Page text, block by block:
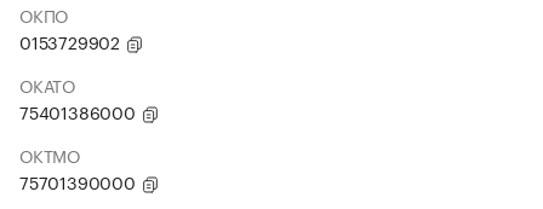
ОКПО
0153729902
ОКАТО
75401386000
ОКТМО
75701390000